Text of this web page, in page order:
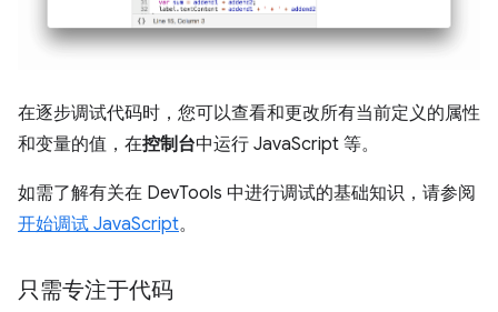
在逐步调试代码时，您可以查看和更改所有当前定义的属性
和变量的值，在控制台中运行 JavaScript 等。
如需了解有关在 DevTools 中进行调试的基础知识，请参阅
开始调试 JavaScript。
只需专注于代码